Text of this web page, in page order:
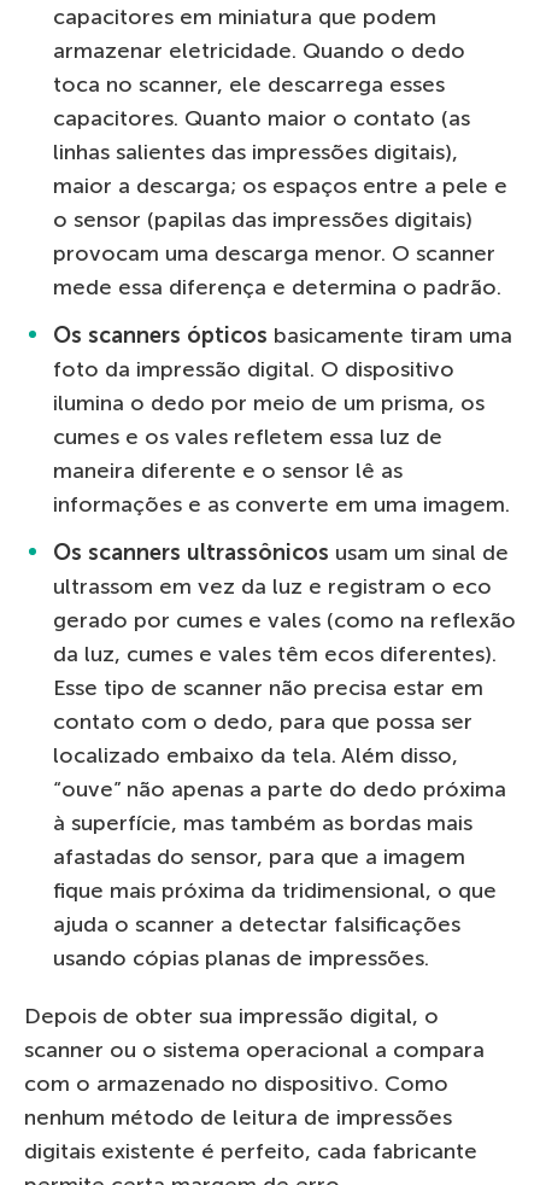
capacitores em miniatura que podem
armazenar eletricidade. Quando o dedo
toca no scanner, ele descarrega esses
capacitores. Quanto maior o contato (as
linhas salientes das impressões digitais),
maior a descarga; os espaços entre a pele e
o sensor (papilas das impressões digitais)
provocam uma descarga menor. O scanner
mede essa diferença e determina o padrão.
Os scanners ópticos basicamente tiram uma
foto da impressão digital. O dispositivo
ilumina o dedo por meio de um prisma, os
cumes e os vales refletem essa luz de
maneira diferente e o sensor lê as
informações e as converte em uma imagem.
Os scanners ultrassônicos usam um sinal de
ultrassom em vez da luz e registram o eco
gerado por cumes e vales (como na reflexão
da luz, cumes e vales têm ecos diferentes).
Esse tipo de scanner não precisa estar em
contato com o dedo, para que possa ser
localizado embaixo da tela. Além disso,
“ouve” não apenas a parte do dedo próxima
à superfície, mas também as bordas mais
afastadas do sensor, para que a imagem
fique mais próxima da tridimensional, o que
ajuda o scanner a detectar falsificações
usando cópias planas de impressões.
Depois de obter sua impressão digital, o
scanner ou o sistema operacional a compara
com o armazenado no dispositivo. Como
nenhum método de leitura de impressões
digitais existente é perfeito, cada fabricante